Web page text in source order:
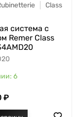
Class
система с
Remer Class
6